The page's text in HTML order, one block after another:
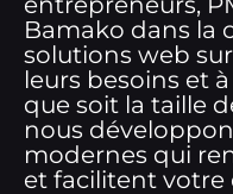
Bamako dans la
solutions web
leurs besoins et
que soit la taille
nous
modernes qui
et facilitent votre